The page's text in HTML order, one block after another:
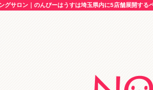
グサロン｜のんびーはうすは埼玉県内に5店舗展開す